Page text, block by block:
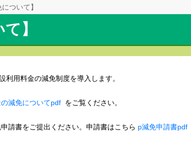
ついて】
】
利用料金の減免制度を導入します。
減免についてpdf をご覧ください。
請書をご提出ください。申請書はこちら p減免申請書pdf